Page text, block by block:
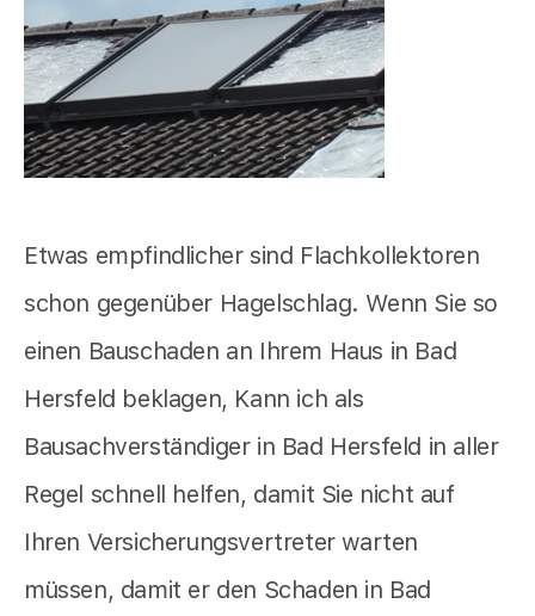
Etwas empfindlicher sind Flachkollektoren
schon gegenüber Hagelschlag. Wenn Sie so
einen Bauschaden an Ihrem Haus in Bad
Hersfeld beklagen, Kann ich als
Bausachverständiger in Bad Hersfeld in aller
Regel schnell helfen, damit Sie nicht auf
Ihren Versicherungsvertreter warten
müssen, damit er den Schaden in Bad